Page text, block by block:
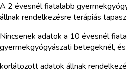
A 2 évesnél fiatalabb
állnak rendelkezésre terápiás
Nincsenek adatok a 10 évesnél
gyermekgyógyászati betegeknél, és
korlátozott adatok állnak